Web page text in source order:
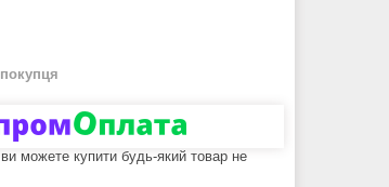
ви можете купити будь-який товар не